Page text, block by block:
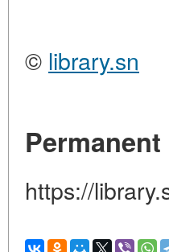
© library.sn
https://